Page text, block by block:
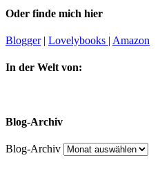
Oder finde mich hier
Blogger| Lovelybooks | Amazon
In der Welt von:
Blog-Archiv
Blog-Archiv